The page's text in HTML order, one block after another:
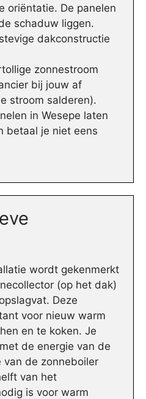
oriëntatie. De panelen
schaduw liggen.
dakconstructie
zonnestroom
bij jouw af
stroom salderen).
in Wesepe laten
betaal je niet eens
wordt gekenmerkt
(op het dak)
Deze
voor nieuw warm
en te koken. Je
de energie van de
van de zonneboiler
van het
is voor warm